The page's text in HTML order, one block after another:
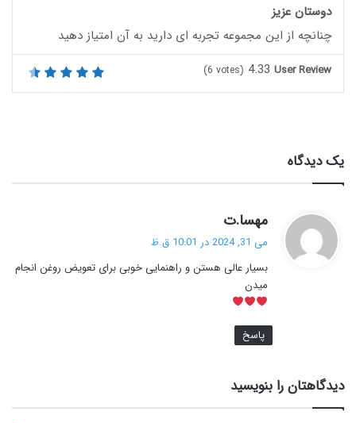
دوستان عزیز
چنانچه از این مجموعه تجربه ای دارید به آن امتیاز دهید
User Review
4.33
(6 votes)
یک دیدگاه
مهسا.ت
ف
می 31, 2024 در 10:01 ق.ظ
بسیار عالی هستن و راهنمایی خوبی برای تعویض روغن انجام
میدن
پاسخ
دیدگاهتان را بنویسید